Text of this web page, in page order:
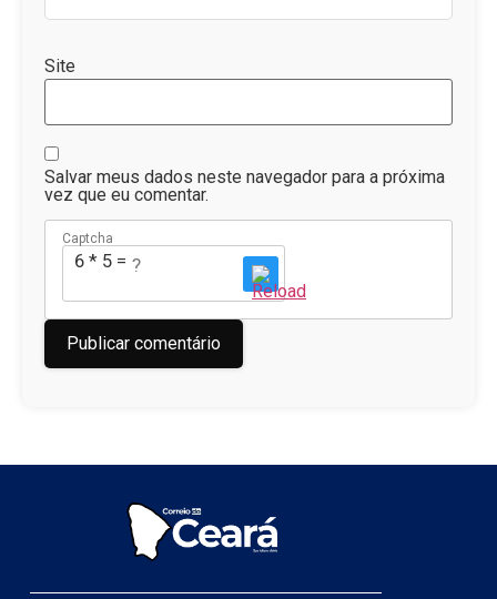
Site
Salvar meus dados neste navegador para a próxima
vez que eu comentar.
Captcha
6 * 5 = ?